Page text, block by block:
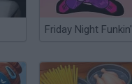
Friday Night Funkin'